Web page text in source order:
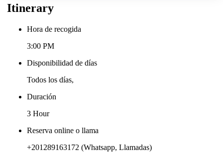
Itinerary
Hora de recogida
3:00 PM
Disponibilidad de días
Todos los días,
Duración
3 Hour
Reserva online o llama
+201289163172 (Whatsapp, Llamadas)